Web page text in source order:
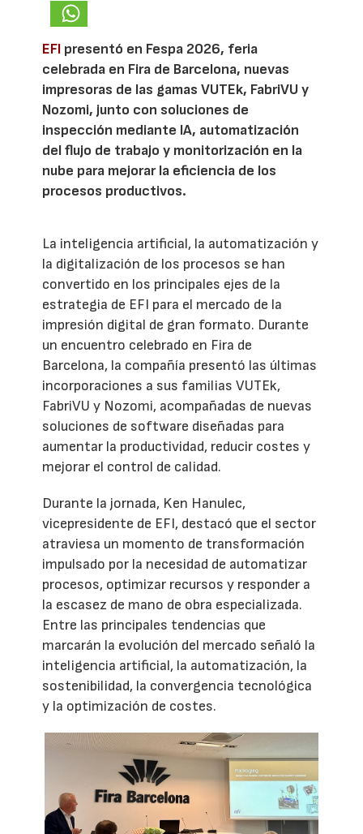
EFI presentó en Fespa 2026, feria
celebrada en Fira de Barcelona, nuevas
impresoras de las gamas VUTEk, FabriVU y
Nozomi, junto con soluciones de
inspección mediante IA, automatización
del flujo de trabajo y monitorización en la
nube para mejorar la eficiencia de los
procesos productivos.
La inteligencia artificial, la automatización y
la digitalización de los procesos se han
convertido en los principales ejes de la
estrategia de EFI para el mercado de la
impresión digital de gran formato. Durante
un encuentro celebrado en Fira de
Barcelona, la compañía presentó las últimas
incorporaciones a sus familias VUTEk,
FabriVU y Nozomi, acompañadas de nuevas
soluciones de software diseñadas para
aumentar la productividad, reducir costes y
mejorar el control de calidad.
Durante la jornada, Ken Hanulec,
vicepresidente de EFI, destacó que el sector
atraviesa un momento de transformación
impulsado por la necesidad de automatizar
procesos, optimizar recursos y responder a
la escasez de mano de obra especializada.
Entre las principales tendencias que
marcarán la evolución del mercado señaló la
inteligencia artificial, la automatización, la
sostenibilidad, la convergencia tecnológica
y la optimización de costes.